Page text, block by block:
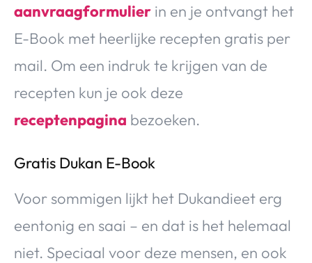
aanvraagformulier in en je ontvangt het
E-Book met heerlijke recepten gratis per
mail. Om een indruk te krijgen van de
recepten kun je ook deze
receptenpagina bezoeken.
Gratis Dukan E-Book
Voor sommigen lijkt het Dukandieet erg
eentonig en saai – en dat is het helemaal
niet. Speciaal voor deze mensen, en ook